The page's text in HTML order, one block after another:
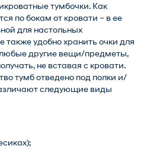
тумбочки. Как
по бокам от кровати – в ее
для настольных
также удобно хранить очки для
любые другие вещи/предметы,
не вставая с кровати.
тумб отведено под полки и/
следующие виды